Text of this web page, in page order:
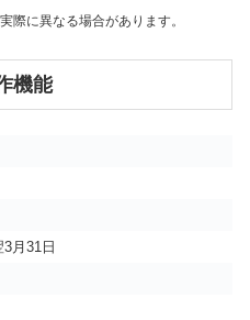
際に異なる場合があります。
機能
月31日